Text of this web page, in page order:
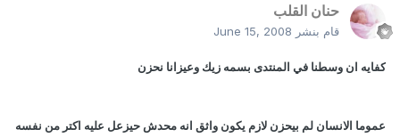
حنان القلب
قام بنشر June 15, 2008
كفايه ان وسطنا في المنتدى بسمه زيك وعيزانا نحزن
عموما الانسان لم بيحزن لازم يكون واثق انه محدش حيزعل عليه اكتر من نفسه